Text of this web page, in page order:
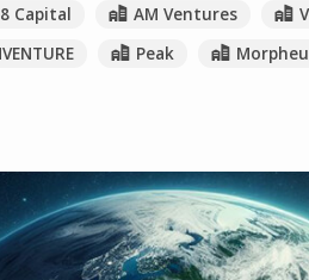
Capital AM Ventures
Peak